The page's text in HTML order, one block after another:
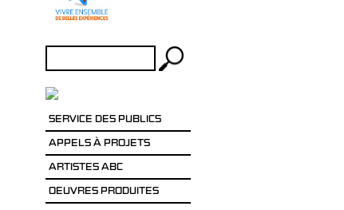
SERVICE DES PUBLICS
APPELS À PROJETS
ARTISTES ABC
OEUVRES PRODUITES